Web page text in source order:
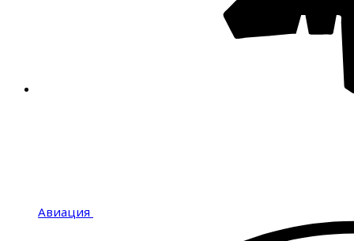
Авиация